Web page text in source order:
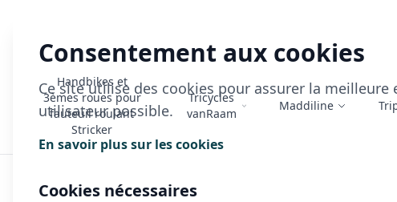
Handbikes et
3èmes roues pour
fauteuil roulant
Stricker
Tricycles
vanRaam
Maddiline
Consentement aux cookies
Ce site utilise des cookies pour assurer la meilleure
utilisateur possible.
En savoir plus sur les cookies
Cookies nécessaires